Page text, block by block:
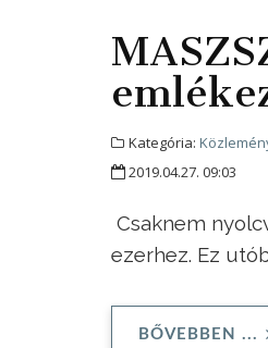
Kategória:
2019.04.27. 09:03
Csaknem
ezerhez. Ez
BŐVEBBEN ...